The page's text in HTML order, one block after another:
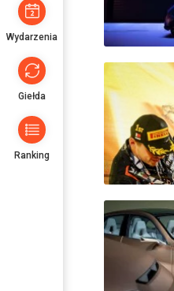
Wydarzenia
Giełda
Ranking